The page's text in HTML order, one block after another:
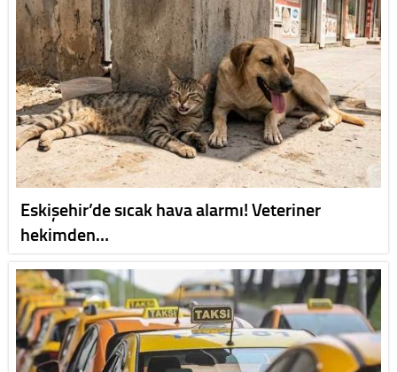
Eskişehir’de sıcak hava alarmı! Veteriner
hekimden…